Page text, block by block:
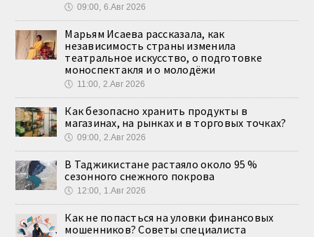
🕔 09:00, 6.Авг 2026
Марьям Исаева рассказала, как
независимость страны изменила
театральное искусство, о подготовке
моноспектакля и о молодёжи
🕔 11:00, 2.Авг 2026
Как безопасно хранить продукты в
магазинах, на рынках и в торговых точках?
🕔 09:00, 2.Авг 2026
В Таджикистане растаяло около 95 %
сезонного снежного покрова
🕔 12:00, 1.Авг 2026
Как не попасться на уловки финансовых
мошенников? Советы специалиста